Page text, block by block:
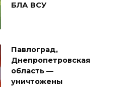
БЛА ВСУ
Павлоград,
Днепропетровская
область —
уничтожены